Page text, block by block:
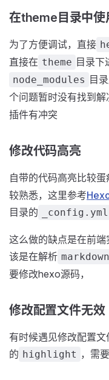
在theme目录中使
为了方便调试，直接
直接在 theme 目录下
node_modules 目录
个问题暂时没有找到
插件有冲突
修改代码高亮
自带的代码高亮比较蛋
较熟悉，这里参考
目录的
_config.yml
这么做的缺点是在前
该是在解析 markdown
要修改hexo源码，
修改配置文件无效
有时候遇见修改配置
的 highlight ，需